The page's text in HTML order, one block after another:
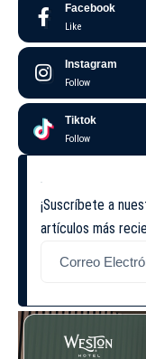
Facebook
Like
Instagram
Follow
Tiktok
Follow
¡Suscríbete a
artículos más